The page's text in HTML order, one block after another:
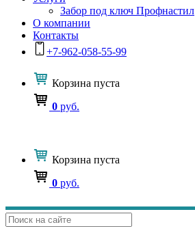
Забор под ключ Профнастил
О компании
Контакты
+7-962-058-55-99
Корзина пуста
0 руб.
Корзина пуста
0 руб.